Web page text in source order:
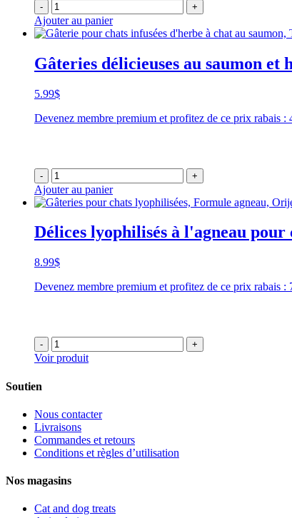
- +
Ajouter au panier
Gâteries délicieuses au saumon et
5.99$
Devenez membre premium et profitez de ce prix rabais :
- +
Ajouter au panier
Délices lyophilisés à l'agneau pour
8.99$
Devenez membre premium et profitez de ce prix rabais :
- +
Voir produit
Soutien
Nous contacter
Livraisons
Commandes et retours
Conditions et règles d’utilisation
Nos magasins
Cat and dog treats